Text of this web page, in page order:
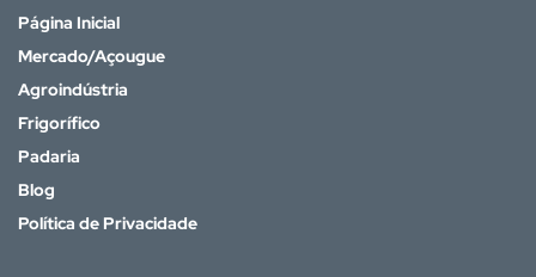
Página Inicial
Mercado/Açougue
Agroindústria
Frigorífico
Padaria
Blog
Política de Privacidade